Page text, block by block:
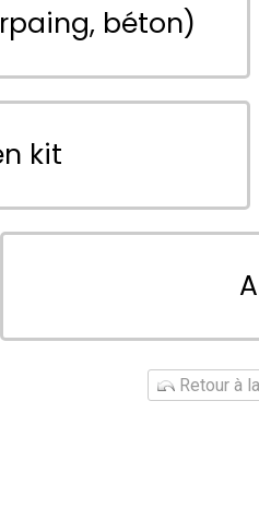
béton)
kit
Retour à